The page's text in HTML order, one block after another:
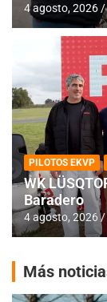
4 agosto, 2026
PILOTOS EKVP
WK
Baradero
4 agosto, 2026
Más